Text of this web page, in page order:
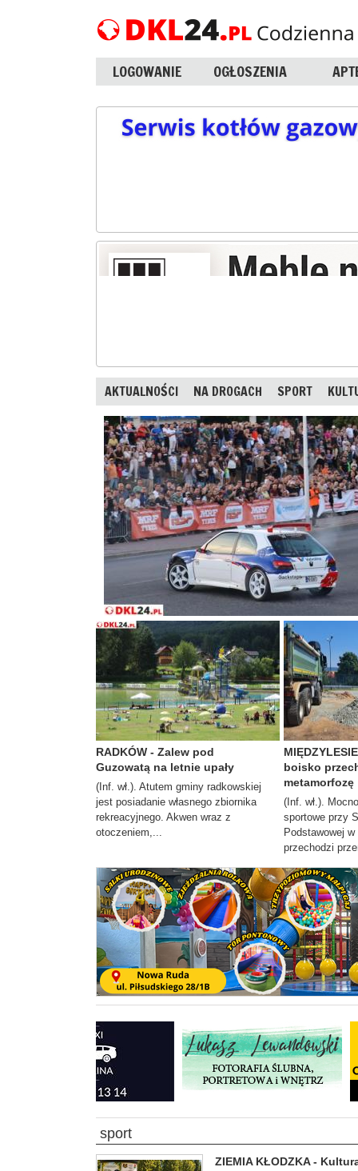
LOGOWANIE OGŁOSZENIA
AKTUALNOŚCI NA DROGACH SPORT
RADKÓW - Zalew pod
Guzowatą na letnie upały
(Inf. wł.). Atutem gminy radkowskiej
jest posiadanie własnego zbiornika
rekreacyjnego. Akwen wraz z
otoczeniem,...
boisko
metamorfozę
(Inf. wł.).
sportowe przy
Podstawowej
przechodzi
sport
ZIEMIA KŁODZKA -